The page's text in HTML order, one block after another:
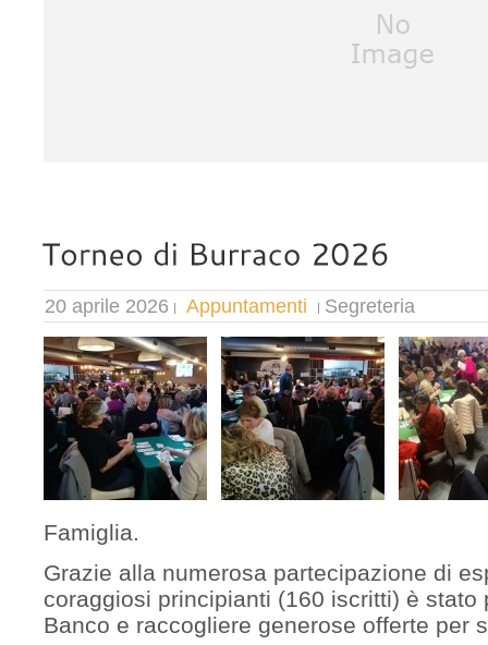
20 aprile 2026 Appuntamenti Segreteria
Famiglia.
Grazie alla numerosa partecipazione di
coraggiosi principianti (160 iscritti) è
Banco e raccogliere generose offerte per